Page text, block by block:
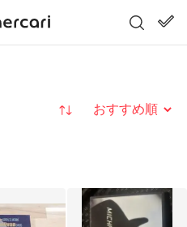
並び替え